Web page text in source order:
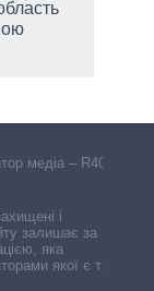
медіа – R40-
і
залишає за
яка
якої є треті